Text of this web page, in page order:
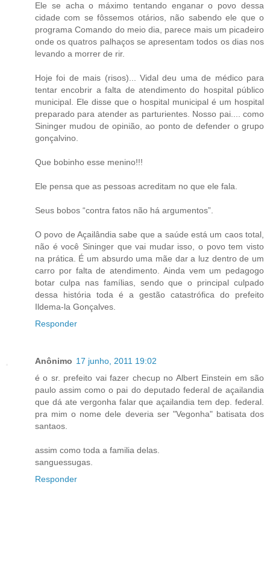
Ele se acha o máximo tentando enganar o povo dessa
cidade com se fôssemos otários, não sabendo ele que o
programa Comando do meio dia, parece mais um picadeiro
onde os quatros palhaços se apresentam todos os dias nos
levando a morrer de rir.
Hoje foi de mais (risos)... Vidal deu uma de médico para
tentar encobrir a falta de atendimento do hospital público
municipal. Ele disse que o hospital municipal é um hospital
preparado para atender as parturientes. Nosso pai.... como
Sininger mudou de opinião, ao ponto de defender o grupo
gonçalvino.
Que bobinho esse menino!!!
Ele pensa que as pessoas acreditam no que ele fala.
Seus bobos “contra fatos não há argumentos”.
O povo de Açailândia sabe que a saúde está um caos total,
não é você Sininger que vai mudar isso, o povo tem visto
na prática. É um absurdo uma mãe dar a luz dentro de um
carro por falta de atendimento. Ainda vem um pedagogo
botar culpa nas famílias, sendo que o principal culpado
dessa história toda é a gestão catastrófica do prefeito
Ildema-la Gonçalves.
Responder
Anônimo 17 junho, 2011 19:02
é o sr. prefeito vai fazer checup no Albert Einstein em são
paulo assim como o pai do deputado federal de açailandia
que dá ate vergonha falar que açailandia tem dep. federal.
pra mim o nome dele deveria ser "Vegonha" batisata dos
santaos.
assim como toda a familia delas.
sanguessugas.
Responder